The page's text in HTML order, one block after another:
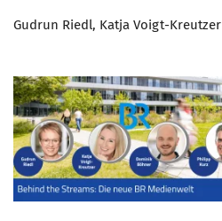
STUDIO
Wer wir sind
Clubführung
Geschäftsstelle
Marketing Pioniere
Gudrun Riedl, Katja Voigt-Kreutzer